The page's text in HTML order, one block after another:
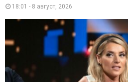
18:01 - 8 август, 2026